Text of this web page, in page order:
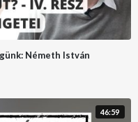
Németh István
46:59